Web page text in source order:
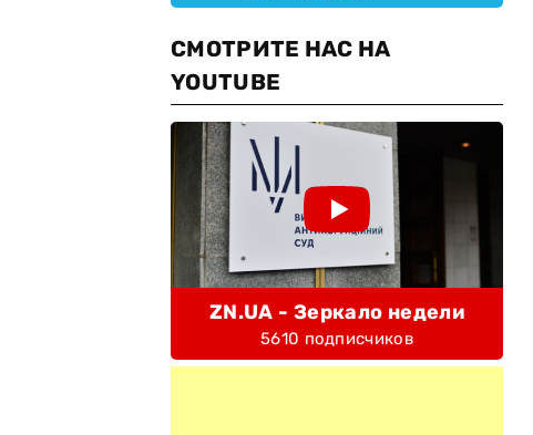
СМОТРИТЕ НАС НА
YOUTUBE
ZN.UA - Зеркало недели
5610 подписчиков